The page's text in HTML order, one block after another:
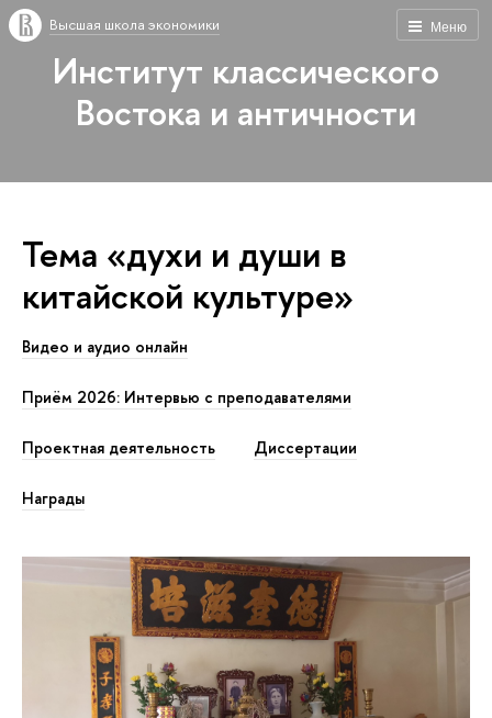
Меню
Высшая школа экономики
Институт классического
Востока и античности
Тема «духи и души в
китайской культуре»
Видео и аудио онлайн
Приём 2026: Интервью с преподавателями
Проектная деятельность Диссертации
Награды